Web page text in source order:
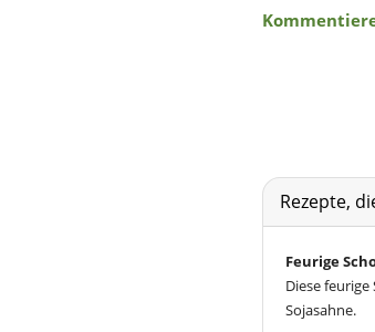
Rezepte,
Feurige
Diese
Sojasahne.